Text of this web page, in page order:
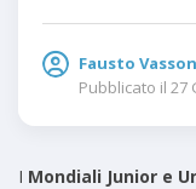
Fausto
Pubblicato il 27
I Mondiali Junior e